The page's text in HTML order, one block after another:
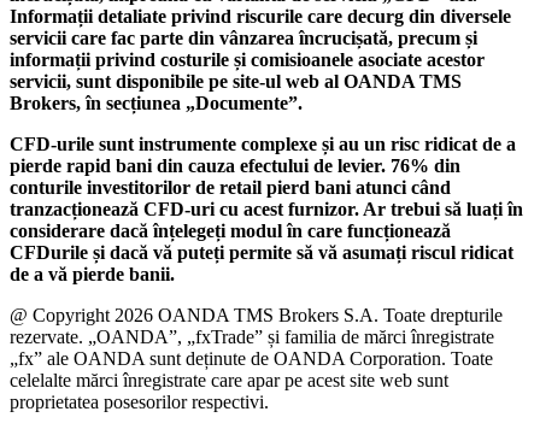
Informații detaliate privind riscurile care decurg din diversele
servicii care fac parte din vânzarea încrucișată, precum și
informații privind costurile și comisioanele asociate acestor
servicii, sunt disponibile pe site-ul web al OANDA TMS
Brokers, în secțiunea „Documente”.
CFD-urile sunt instrumente complexe și au un risc ridicat de a
pierde rapid bani din cauza efectului de levier. 76% din
conturile investitorilor de retail pierd bani atunci când
tranzacționează CFD-uri cu acest furnizor. Ar trebui să luați în
considerare dacă înțelegeți modul în care funcționează
CFDurile și dacă vă puteți permite să vă asumați riscul ridicat
de a vă pierde banii.
@ Copyright 2026 OANDA TMS Brokers S.A. Toate drepturile
rezervate. „OANDA”, „fxTrade” și familia de mărci înregistrate
„fx” ale OANDA sunt deținute de OANDA Corporation. Toate
celelalte mărci înregistrate care apar pe acest site web sunt
proprietatea posesorilor respectivi.